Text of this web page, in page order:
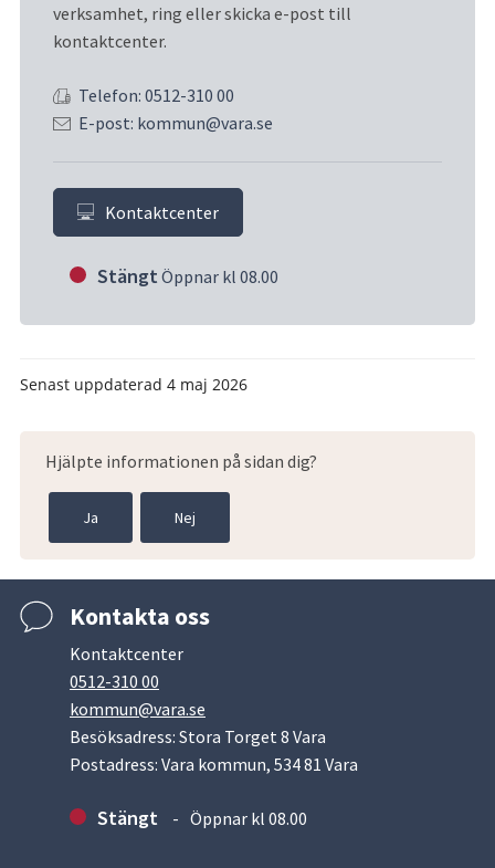
verksamhet, ring eller skicka e-post till
kontaktcenter.
Telefon: 0512-310 00
E-post: kommun@vara.se
Kontaktcenter
Stängt Öppnar kl 08.00
Senast uppdaterad 4 maj 2026
Hjälpte informationen på sidan dig?
Ja Nej
Kontakta oss
Kontaktcenter
0512-310 00
kommun@vara.se
Besöksadress: Stora Torget 8 Vara
Postadress: Vara kommun, 534 81 Vara
Stängt Öppnar kl 08.00